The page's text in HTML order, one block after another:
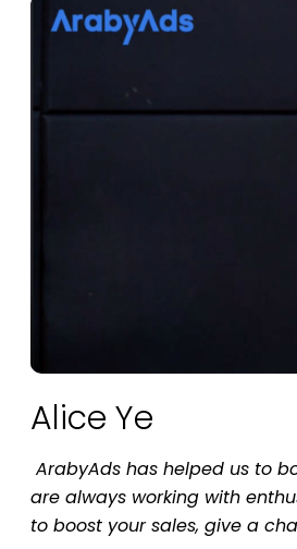
Alice Ye
ArabyAds has helped us to
are always working with
to boost your sales, give a